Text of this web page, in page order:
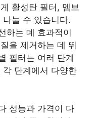
활성탄 필터, 멤브
눌 수 있습니다.
하는 데 효과적이
을 제거하는 데 뛰
필터는 여러 단계
단계에서 다양한
성능과 가격이 다